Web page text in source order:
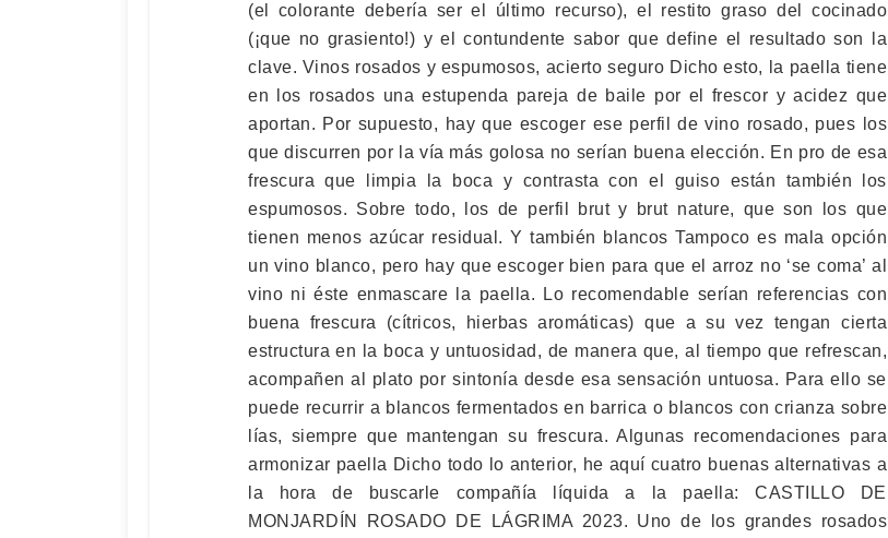
(el colorante debería ser el último recurso), el restito graso del cocinado
(¡que no grasiento!) y el contundente sabor que define el resultado son la
clave. Vinos rosados y espumosos, acierto seguro Dicho esto, la paella tiene
en los rosados una estupenda pareja de baile por el frescor y acidez que
aportan. Por supuesto, hay que escoger ese perfil de vino rosado, pues los
que discurren por la vía más golosa no serían buena elección. En pro de esa
frescura que limpia la boca y contrasta con el guiso están también los
espumosos. Sobre todo, los de perfil brut y brut nature, que son los que
tienen menos azúcar residual. Y también blancos Tampoco es mala opción
un vino blanco, pero hay que escoger bien para que el arroz no ‘se coma’ al
vino ni éste enmascare la paella. Lo recomendable serían referencias con
buena frescura (cítricos, hierbas aromáticas) que a su vez tengan cierta
estructura en la boca y untuosidad, de manera que, al tiempo que refrescan,
acompañen al plato por sintonía desde esa sensación untuosa. Para ello se
puede recurrir a blancos fermentados en barrica o blancos con crianza sobre
lías, siempre que mantengan su frescura. Algunas recomendaciones para
armonizar paella Dicho todo lo anterior, he aquí cuatro buenas alternativas a
la hora de buscarle compañía líquida a la paella: CASTILLO DE
MONJARDÍN ROSADO DE LÁGRIMA 2023. Uno de los grandes rosados